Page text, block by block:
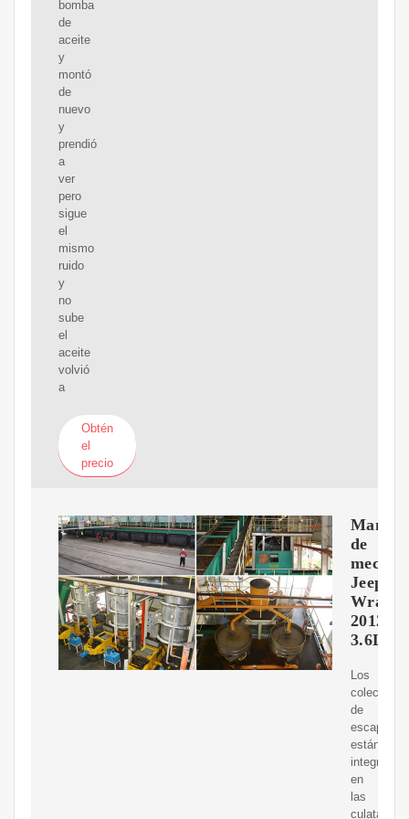
bomba
de
aceite
y
montó
de
nuevo
y
prendió
a
ver
pero
sigue
el
mismo
ruido
y
no
sube
el
aceite
volvió
a
Obtén
el
precio
Manual
de
Jeep
2012
3.6L
Los
colectores
de
escape
están
integrados
en
las
culatas